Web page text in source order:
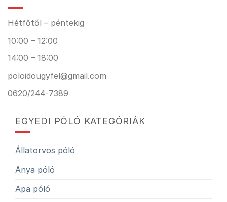
Hétfőtől – péntekig
10:00 – 12:00
14:00 – 18:00
poloidougyfel@gmail.com
0620/244-7389
EGYEDI PÓLÓ KATEGÓRIÁK
Állatorvos póló
Anya póló
Apa póló